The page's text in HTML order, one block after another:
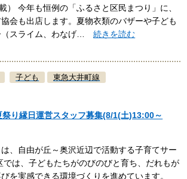
） 今年も恒例の「ふるさと区民まつり」に、
会も出店します。夏物衣類のバザーや子ども
（スライム、わなげ…続きを読む
子ども 東急大井町線
り縁日運営スタッフ募集(8/1(土)13:00～
、自由が丘～奥沢近辺で活動する子育てサー
では、子どもたちがのびのびと育ち、だれもが
を実感できる環境づくりを進めています。